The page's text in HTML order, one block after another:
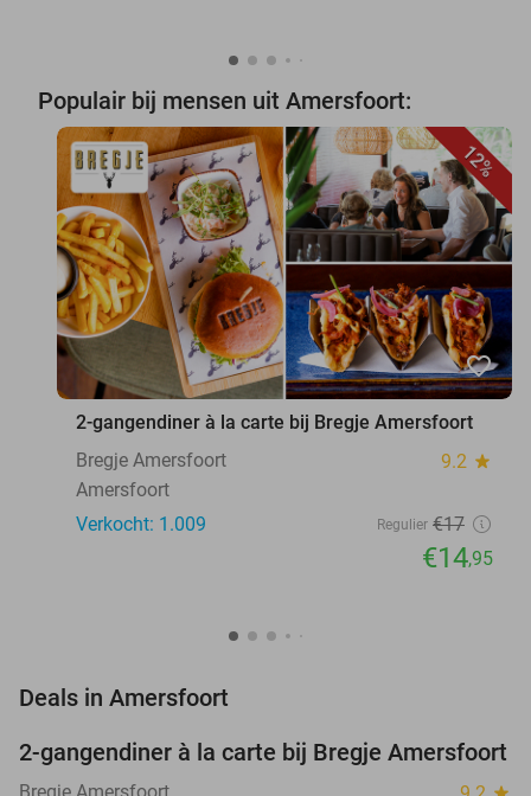
Populair bij mensen uit Amersfoort:
12%
favorite_border
2-gangendiner à la carte bij Bregje Amersfoort
Bregje Amersfoort
9.2 star
Amersfoort
Verkocht: 1.009
Regulier €17
€14,95
Deals in Amersfoort
12%
2-gangendiner à la carte bij Bregje Amersfoort